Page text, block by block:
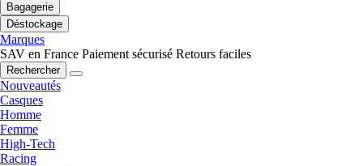
Bagagerie
Déstockage
Marques
SAV en France Paiement sécurisé Retours faciles
Rechercher
Nouveautés
Casques
Homme
Femme
High-Tech
Racing